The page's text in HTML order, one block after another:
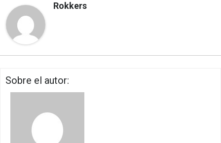
Rokkers
Sobre el autor: